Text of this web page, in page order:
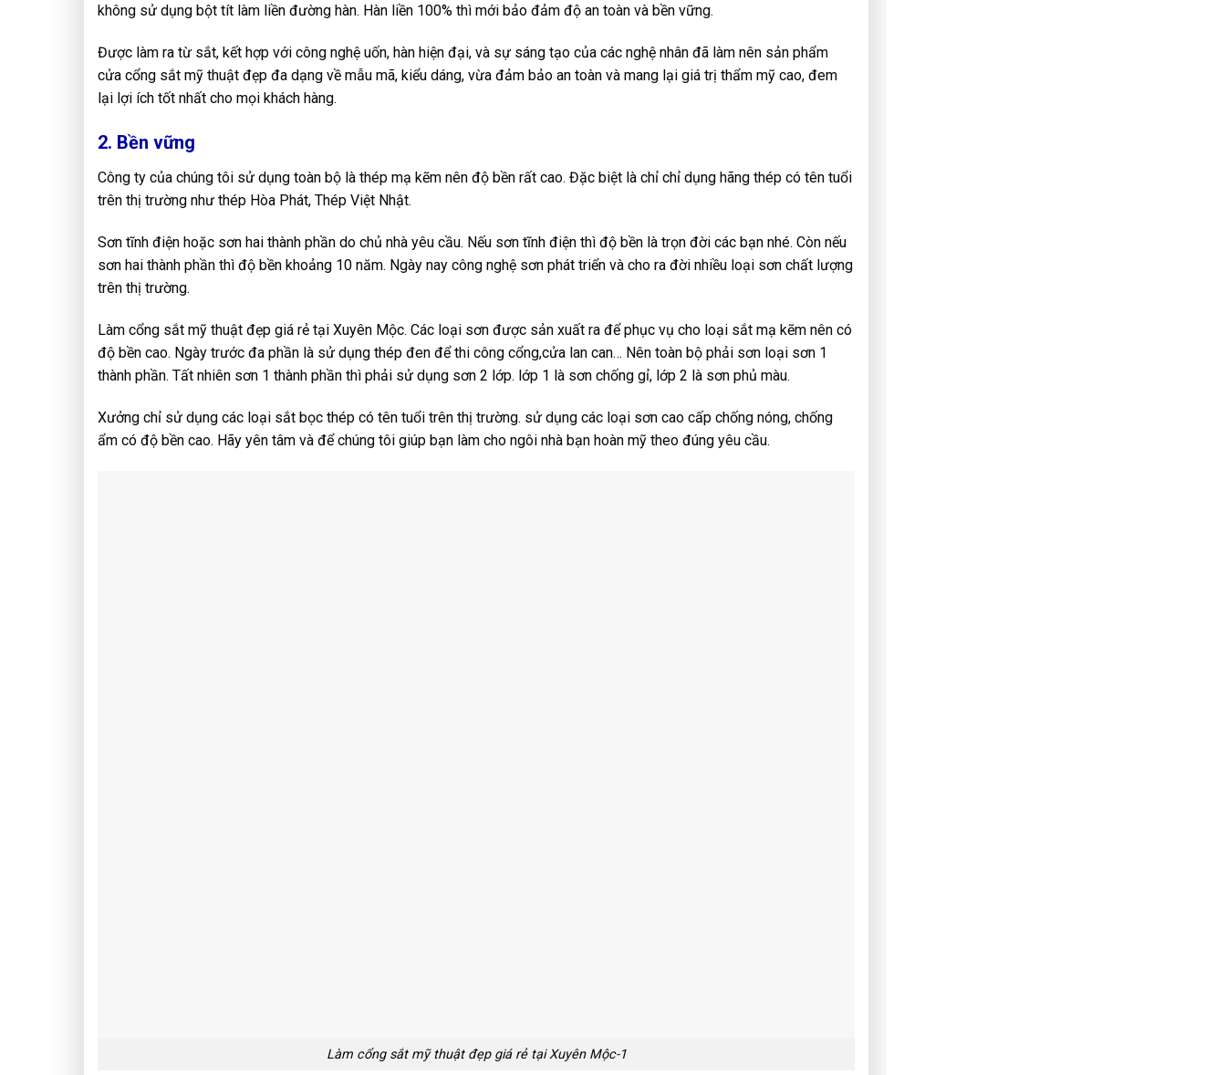
không sử dụng bột tít làm liền đường hàn. Hàn liền 100% thì mới bảo đảm độ an toàn và bền vững.
Được làm ra từ sắt, kết hợp với công nghệ uốn, hàn hiện đại, và sự sáng tạo của các nghệ nhân đã làm nên sản phẩm
cửa cổng sắt mỹ thuật đẹp đa dạng về mẫu mã, kiểu dáng, vừa đảm bảo an toàn và mang lại giá trị thẩm mỹ cao, đem
lại lợi ích tốt nhất cho mọi khách hàng.
2. Bền vững
Công ty của chúng tôi sử dụng toàn bộ là thép mạ kẽm nên độ bền rất cao. Đặc biệt là chỉ chỉ dụng hãng thép có tên tuổi
trên thị trường như thép Hòa Phát, Thép Việt Nhật.
Sơn tĩnh điện hoặc sơn hai thành phần do chủ nhà yêu cầu. Nếu sơn tĩnh điện thì độ bền là trọn đời các bạn nhé. Còn nếu
sơn hai thành phần thì độ bền khoảng 10 năm. Ngày nay công nghệ sơn phát triển và cho ra đời nhiều loại sơn chất lượng
trên thị trường.
Làm cổng sắt mỹ thuật đẹp giá rẻ tại Xuyên Mộc. Các loại sơn được sản xuất ra để phục vụ cho loại sắt mạ kẽm nên có
độ bền cao. Ngày trước đa phần là sử dụng thép đen để thi công cổng,cửa lan can… Nên toàn bộ phải sơn loại sơn 1
thành phần. Tất nhiên sơn 1 thành phần thì phải sử dụng sơn 2 lớp. lớp 1 là sơn chống gỉ, lớp 2 là sơn phủ màu.
Xưởng chỉ sử dụng các loại sắt bọc thép có tên tuổi trên thị trường. sử dụng các loại sơn cao cấp chống nóng, chống
ẩm có độ bền cao. Hãy yên tâm và để chúng tôi giúp bạn làm cho ngôi nhà bạn hoàn mỹ theo đúng yêu cầu.
Làm cổng sắt mỹ thuật đẹp giá rẻ tại Xuyên Mộc-1